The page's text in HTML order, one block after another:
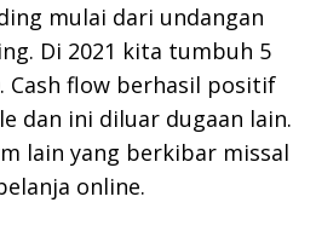
mulai dari undangan
Di 2021 kita tumbuh 5
Cash flow berhasil positif
dan ini diluar dugaan lain.
lain yang berkibar missal
online.